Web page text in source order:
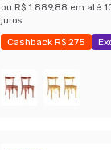
ou R$ 1.889,88 em até
juros
Cashback R$ 275